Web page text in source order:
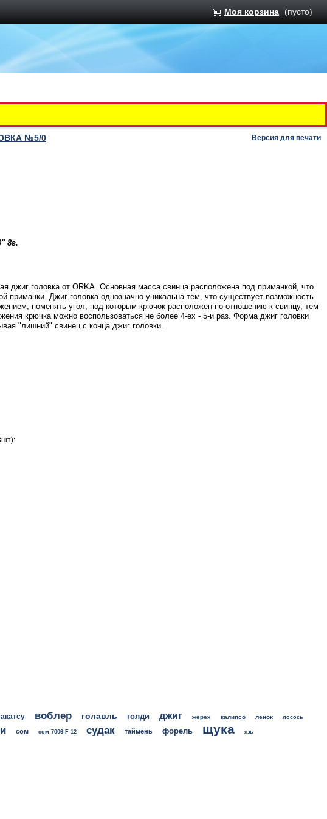
Моя корзина (пусто)
№5/0 Версия для печати
8г.
джиг головка от ORKA. Основная масса свинца расположена под приманкой, что
приманки. Джиг головка однозначно уникальна тем, что существует возможность
поменять угол, под которым крючок расположен по отношению к свинцу, тем
крючка можно воспользоваться не более 4-ех - 5-и раз. Форма джиг головки
"лишний" свинец с конца джиг головки.
воблер голавль голди джиг жерех калипсо ленок лосось
сом сом 7006-F-12 судак таймень форель щука язь